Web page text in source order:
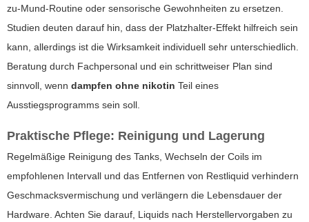
zu-Mund-Routine oder sensorische Gewohnheiten zu ersetzen.
Studien deuten darauf hin, dass der Platzhalter-Effekt hilfreich sein
kann, allerdings ist die Wirksamkeit individuell sehr unterschiedlich.
Beratung durch Fachpersonal und ein schrittweiser Plan sind
sinnvoll, wenn dampfen ohne nikotin Teil eines
Ausstiegsprogramms sein soll.
Praktische Pflege: Reinigung und Lagerung
Regelmäßige Reinigung des Tanks, Wechseln der Coils im
empfohlenen Intervall und das Entfernen von Restliquid verhindern
Geschmacksvermischung und verlängern die Lebensdauer der
Hardware. Achten Sie darauf, Liquids nach Herstellervorgaben zu